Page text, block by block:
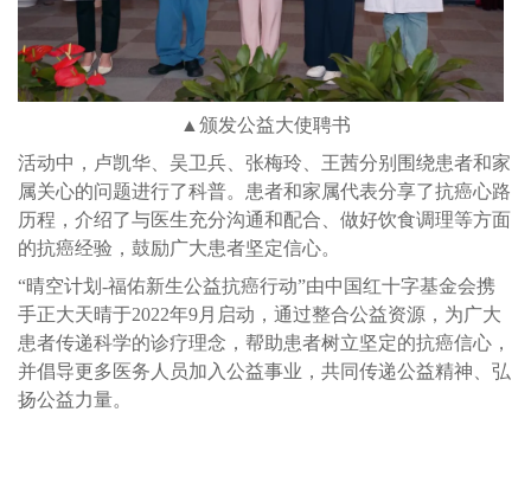
▲颁发公益大使聘书
活动中，卢凯华、吴卫兵、张梅玲、王茜分别围绕患者和家
属关心的问题进行了科普。患者和家属代表分享了抗癌心路
历程，介绍了与医生充分沟通和配合、做好饮食调理等方面
的抗癌经验，鼓励广大患者坚定信心。
“晴空计划-福佑新生公益抗癌行动”由中国红十字基金会携
手正大天晴于2022年9月启动，通过整合公益资源，为广大
患者传递科学的诊疗理念，帮助患者树立坚定的抗癌信心，
并倡导更多医务人员加入公益事业，共同传递公益精神、弘
扬公益力量。